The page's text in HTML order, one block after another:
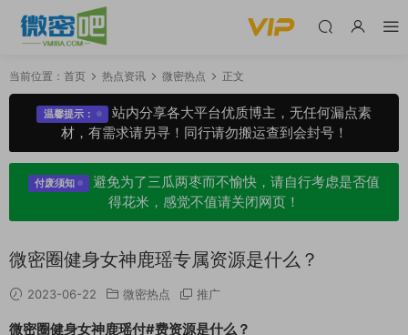
当前位置： 首页 热点资讯 微密热点 正文
温馨提示：
站内分享各大平台优质博主，无任何漏点素
材，有需求请另寻！同行请勿搬运查到会封号！
付废须知
避免为了三瓜两枣而不愉快，请自行考虑是否值
得花米，感觉不值请关闭网页！
微密圈健身女神鹿瑶专属资源是什么？
2023-06-22 微密热点 推广
微密圈健身女神鹿瑶付#费资源是什么？